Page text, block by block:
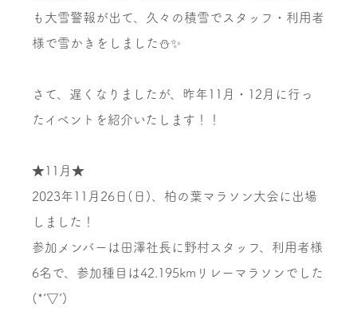
も大雪警報が出て、久々の積雪でスタッフ・利用者
様で雪かきをしました⛄✨
さて、遅くなりましたが、昨年11月・12月に行っ
たイベントを紹介いたします！！
★11月★
2023年11月26日(日)、柏の葉マラソン大会に出場
しました！
参加メンバーは田澤社長に野村スタッフ、利用者様
6名で、参加種目は42.195kmリレーマラソンでした
(*’▽’)